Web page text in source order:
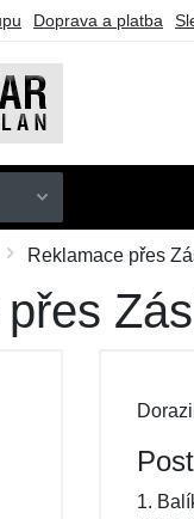
Doprava a platba
Reklamace přes
1.